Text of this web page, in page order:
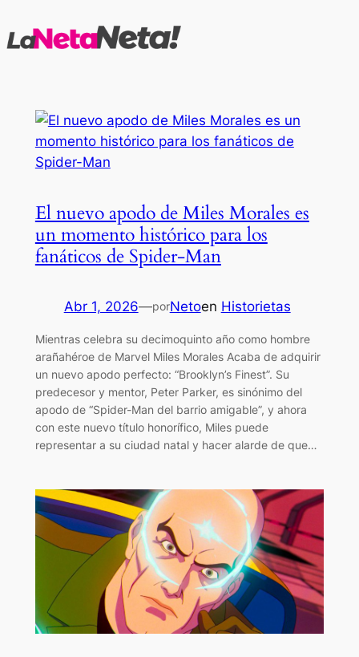
al
El nuevo apodo de Miles Morales es
un momento histórico para los
fanáticos de Spider-Man
Abr 1, 2026—porNetoen Historietas
Mientras celebra su decimoquinto año como hombre
arañahéroe de Marvel Miles Morales Acaba de adquirir
un nuevo apodo perfecto: “Brooklyn’s Finest”. Su
predecesor y mentor, Peter Parker, es sinónimo del
apodo de “Spider-Man del barrio amigable”, y ahora
con este nuevo título honorífico, Miles puede
representar a su ciudad natal y hacer alarde de que…